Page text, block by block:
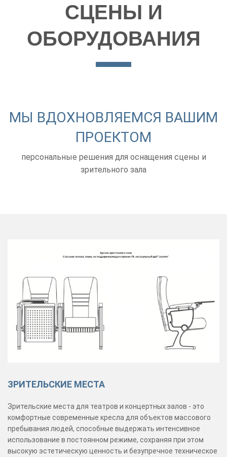
СЦЕНЫ И
ОБОРУДОВАНИЯ
МЫ ВДОХНОВЛЯЕМСЯ ВАШИМ
ПРОЕКТОМ
персональные решения для оснащения сцены и
зрительного зала
ЗРИТЕЛЬСКИЕ МЕСТА
Зрительские места для театров и концертных залов - это
комфортные современные кресла для объектов массового
пребывания людей, способные выдержать интенсивное
использование в постоянном режиме, сохраняя при этом
высокую эстетическую ценность и безупречное техническое